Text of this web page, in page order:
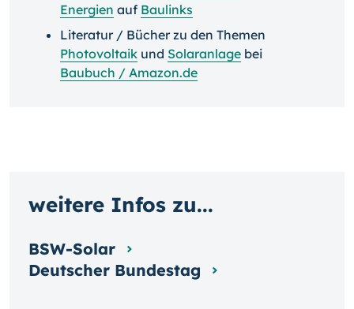
Energien auf Baulinks
Literatur / Bücher zu den Themen
Photovoltaik und Solaranlage bei
Baubuch / Amazon.de
weitere Infos zu...
BSW-Solar
Deutscher Bundestag